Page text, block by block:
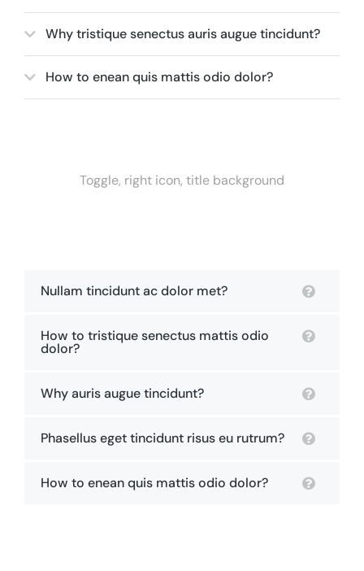
Why tristique senectus auris augue tincidunt?
How to enean quis mattis odio dolor?
Toggle, right icon, title background
Nullam tincidunt ac dolor met?
How to tristique senectus mattis odio
dolor?
Why auris augue tincidunt?
Phasellus eget tincidunt risus eu rutrum?
How to enean quis mattis odio dolor?